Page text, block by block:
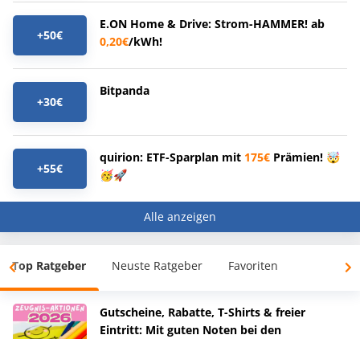
+50€
E.ON Home & Drive: Strom-HAMMER! ab
0,20€/kWh!
+30€
Bitpanda
+55€
quirion: ETF-Sparplan mit 175€ Prämien! 🤯
🥳🚀
Alle anzeigen
Top Ratgeber Neuste Ratgeber Favoriten
Gutscheine, Rabatte, T-Shirts & freier
Eintritt: Mit guten Noten bei den